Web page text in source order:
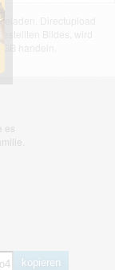
Directupload
Bildes, wird
handeln.
es
kopieren